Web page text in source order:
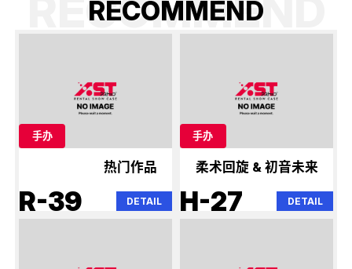
RECOMMEND
手办
热门作品
R-39 DETAIL
手办
柔术回旋 & 初音未来
H-27 DETAIL